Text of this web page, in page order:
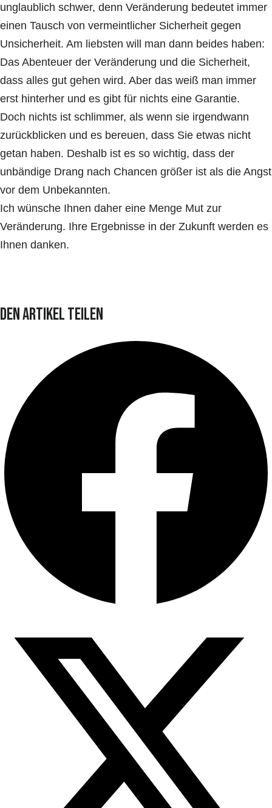
unglaublich schwer, denn Veränderung bedeutet immer
einen Tausch von vermeintlicher Sicherheit gegen
Unsicherheit. Am liebsten will man dann beides haben:
Das Abenteuer der Veränderung und die Sicherheit,
dass alles gut gehen wird. Aber das weiß man immer
erst hinterher und es gibt für nichts eine Garantie.
Doch nichts ist schlimmer, als wenn sie irgendwann
zurückblicken und es bereuen, dass Sie etwas nicht
getan haben. Deshalb ist es so wichtig, dass der
unbändige Drang nach Chancen größer ist als die Angst
vor dem Unbekannten.
Ich wünsche Ihnen daher eine Menge Mut zur
Veränderung. Ihre Ergebnisse in der Zukunft werden es
Ihnen danken.
Den Artikel teilen